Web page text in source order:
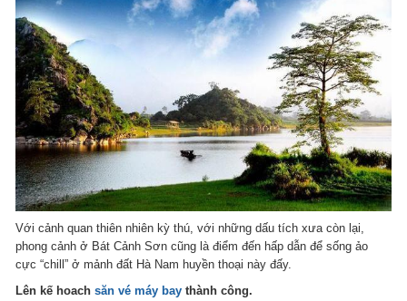
Với cảnh quan thiên nhiên kỳ thú, với những dấu tích xưa còn lại,
phong cảnh ở Bát Cảnh Sơn cũng là điểm đến hấp dẫn để sống ảo
cực “chill” ở mảnh đất Hà Nam huyền thoại này đấy.
Lên kế hoach săn vé máy bay thành công.